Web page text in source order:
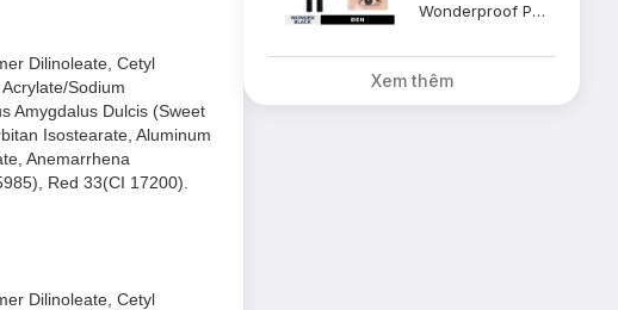
Dilinoleate, Cetyl
Sodium
Amygdalus Dulcis (Sweet
Isostearate, Aluminum
Anemarrhena
Red 33(CI 17200).
Dilinoleate, Cetyl
Wonderproof Pen Eye Liner - 01 Wonder Black
Xem thêm